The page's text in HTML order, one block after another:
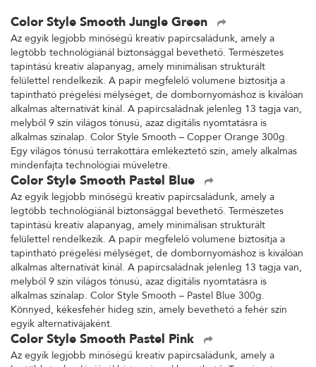
Color Style Smooth Jungle Green
Az egyik legjobb minőségű kreatív papírcsaládunk, amely a
legtöbb technológiánál biztonsággal bevethető. Természetes
tapintású kreatív alapanyag, amely minimálisan strukturált
felülettel rendelkezik. A papír megfelelő volumene biztosítja a
tapintható prégelési mélységet, de dombornyomáshoz is kiválóan
alkalmas alternatívát kínál. A papírcsaládnak jelenleg 13 tagja van,
melyből 9 szín világos tónusú, azaz digitális nyomtatásra is
alkalmas színalap. Color Style Smooth – Copper Orange 300g.
Egy világos tónusú terrakottára emlékeztető szín, amely alkalmas
mindenfajta technológiai műveletre.
Color Style Smooth Pastel Blue
Az egyik legjobb minőségű kreatív papírcsaládunk, amely a
legtöbb technológiánál biztonsággal bevethető. Természetes
tapintású kreatív alapanyag, amely minimálisan strukturált
felülettel rendelkezik. A papír megfelelő volumene biztosítja a
tapintható prégelési mélységet, de dombornyomáshoz is kiválóan
alkalmas alternatívát kínál. A papírcsaládnak jelenleg 13 tagja van,
melyből 9 szín világos tónusú, azaz digitális nyomtatásra is
alkalmas színalap. Color Style Smooth – Pastel Blue 300g.
Könnyed, kékesfehér hideg szín, amely bevethető a fehér szín
egyik alternatívájaként.
Color Style Smooth Pastel Pink
Az egyik legjobb minőségű kreatív papírcsaládunk, amely a